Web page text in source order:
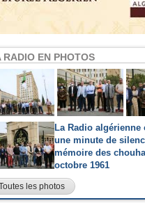
RADIO EN PHOTOS
La Radio algérienne
une minute de
mémoire des
octobre 1961
les photos